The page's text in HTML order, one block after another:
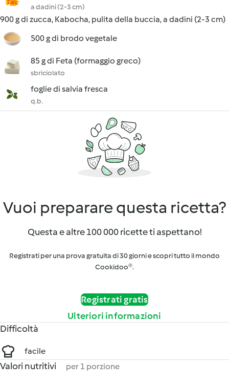
a dadini (2-3 cm)
900 g di zucca, Kabocha, pulita della buccia, a dadini (2-3 cm)
500 g di brodo vegetale
85 g di Feta (formaggio greco)
sbriciolato
foglie di salvia fresca
q.b.
Vuoi preparare questa ricetta?
Questa e altre 100 000 ricette ti aspettano!
Registrati per una prova gratuita di 30 giorni e scopri tutto il mondo
Cookidoo®.
Registrati gratis
Ulteriori informazioni
Difficoltà
facile
Valori nutritivi per 1 porzione